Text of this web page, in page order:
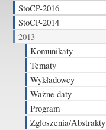
StoCP-2016
StoCP-2014
2013
Komunikaty
Tematy
Wykładowcy
Ważne daty
Program
Zgłoszenia/Abstrakty